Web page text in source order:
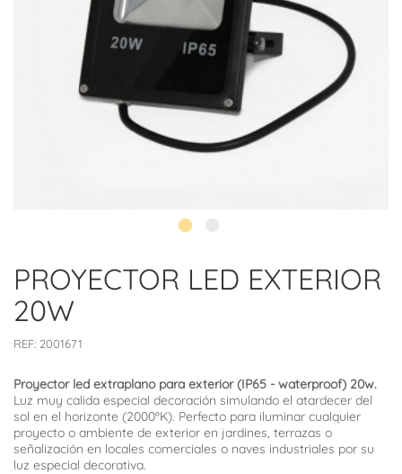
PROYECTOR LED EXTERIOR
20W
REF: 2001671
Proyector led extraplano para exterior (IP65 - waterproof) 20w.
Luz muy calida especial decoración simulando el atardecer del
sol en el horizonte (2000ºK). Perfecto para iluminar cualquier
proyecto o ambiente de exterior en jardines, terrazas o
señalización en locales comerciales o naves industriales por su
luz especial decorativa.